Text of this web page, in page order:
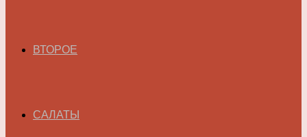
ВТОРОЕ
САЛАТЫ